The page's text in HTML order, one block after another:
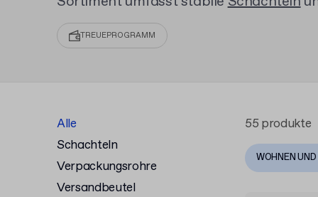
Ihrem Logo bedrucken und bereits in
können. Schützen Sie Ihre Produkte mit
TREUEPROGRAMM
Alle
Schachteln
Verpackungsrohre
Versandbeutel
55 produkte
WOHNEN UND